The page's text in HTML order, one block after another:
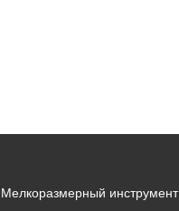
Мелкоразмерный инструмент